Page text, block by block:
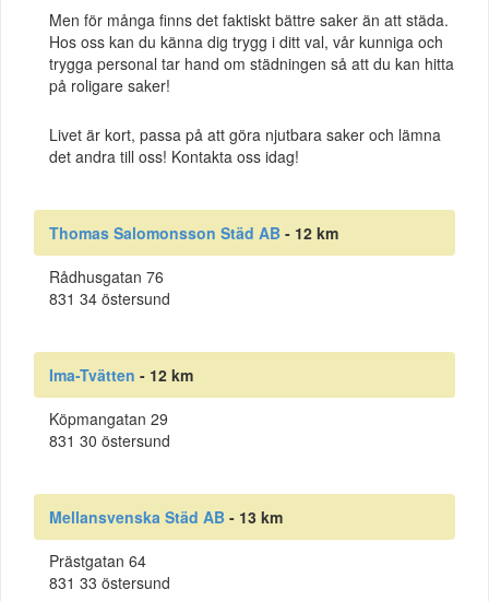
Men för många finns det faktiskt bättre saker än att städa.
Hos oss kan du känna dig trygg i ditt val, vår kunniga och
trygga personal tar hand om städningen så att du kan hitta
på roligare saker!
Livet är kort, passa på att göra njutbara saker och lämna
det andra till oss! Kontakta oss idag!
Thomas Salomonsson Städ AB - 12 km
Rådhusgatan 76
831 34 östersund
Ima-Tvätten - 12 km
Köpmangatan 29
831 30 östersund
Mellansvenska Städ AB - 13 km
Prästgatan 64
831 33 östersund